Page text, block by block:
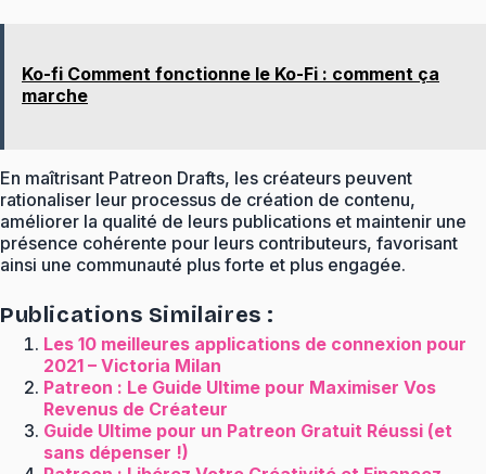
Ko-fi Comment fonctionne le Ko-Fi : comment ça
marche
En maîtrisant Patreon Drafts, les créateurs peuvent
rationaliser leur processus de création de contenu,
améliorer la qualité de leurs publications et maintenir une
présence cohérente pour leurs contributeurs, favorisant
ainsi une communauté plus forte et plus engagée.
Publications Similaires :
Les 10 meilleures applications de connexion pour
2021 – Victoria Milan
Patreon : Le Guide Ultime pour Maximiser Vos
Revenus de Créateur
Guide Ultime pour un Patreon Gratuit Réussi (et
sans dépenser !)